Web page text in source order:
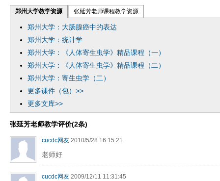
郑州大学教学资源 张延芳老师课程教学资源
郑州大学：大肠腺癌中的表达
郑州大学：统计学
郑州大学：《人体寄生虫学》精品课程（一）
郑州大学：《人体寄生虫学》精品课程（二）
郑州大学：寄生虫学（二）
更多课件（包）>>
更多文库>>
张延芳老师教学评价(2条)
cucdc网友 2010/5/28 16:15:21
老师好
cucdc网友 2009/12/11 11:31:45